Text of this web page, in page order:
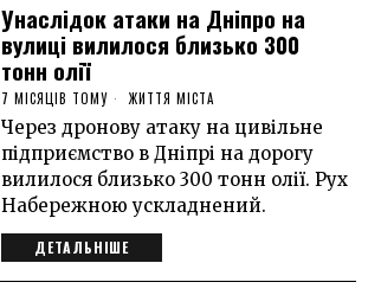
Унаслідок атаки на Дніпро на
вулиці вилилося близько 300
тонн олії
7 МІСЯЦІВ ТОМУ ЖИТТЯ МІСТА
Через дронову атаку на цивільне
підприємство в Дніпрі на дорогу
вилилося близько 300 тонн олії. Рух
Набережною ускладнений.
ДЕТАЛЬНІШЕ